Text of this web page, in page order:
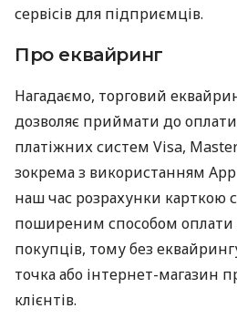
сервісів для підприємців.
Про еквайринг
Нагадаємо, торговий
дозволяє приймати до
платіжних систем Visa,
зокрема з використанням
наш час розрахунки карткою
поширеним способом оплати
покупців, тому без
точка або інтернет-магазин
клієнтів.